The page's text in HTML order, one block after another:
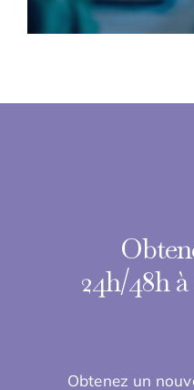
24h/48hà
Obtenez un